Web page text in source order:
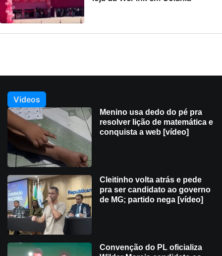
Videos
Menino usa dedo do pé pra
resolver lição de matemática e
conquista a web [vídeo]
Cleitinho volta atrás e pede
pra ser candidato ao governo
de MG; partido nega [vídeo]
Convenção do PL oficializa